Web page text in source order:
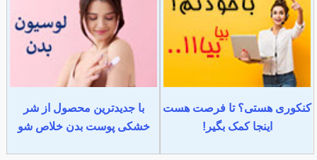
کنکوری هستی؟ تا فرصت هست
اینجا کمک بگیر!
با جدیدترین محصول از شر
خشکی پوست بدن خلاص شو